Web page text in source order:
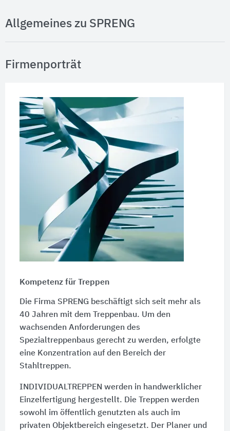
Allgemeines zu SPRENG
Firmenporträt
Kompetenz für Treppen
Die Firma SPRENGbeschäftigt sich seit mehr als
40 Jahren mit dem Treppenbau. Um den
wachsenden Anforderungen des
Spezialtreppenbaus gerecht zu werden, erfolgte
eine Konzentration auf den Bereich der
Stahltreppen.
INDIVIDUALTREPPEN werden in handwerklicher
Einzelfertigung hergestellt. Die Treppen werden
sowohl im öffentlich genutzten als auch im
privaten Objektbereich eingesetzt. Der Planer und